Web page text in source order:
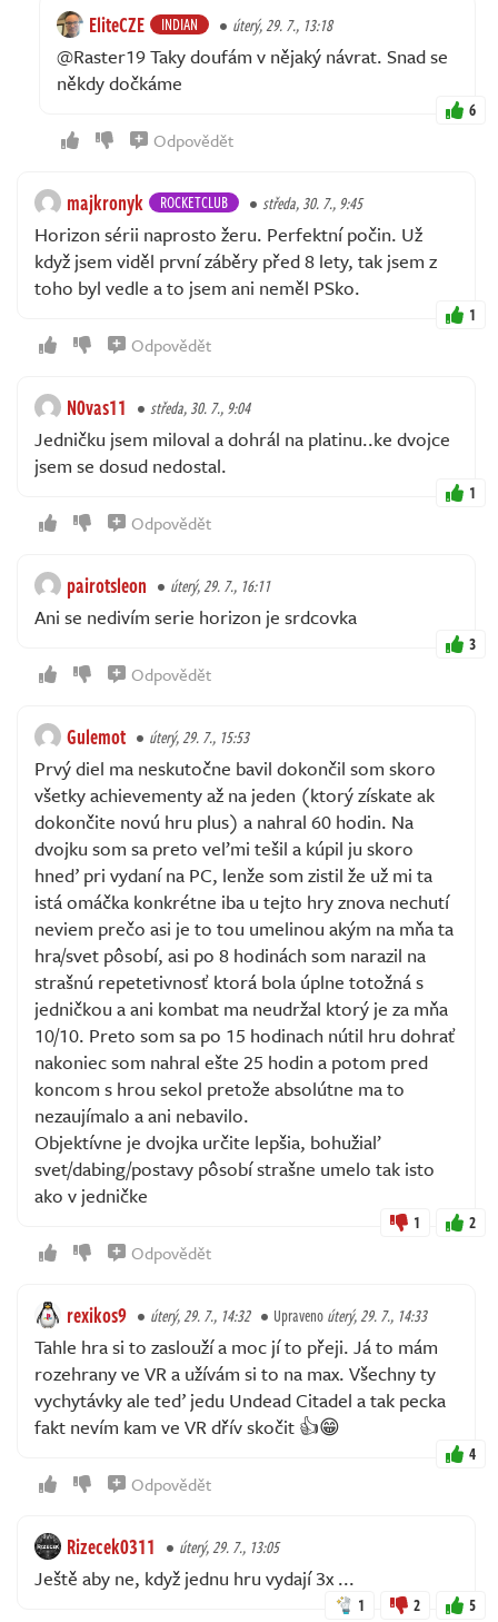
EliteCZE INDIAN úterý, 29. 7., 13:18
@Raster19 Taky doufám v nějaký návrat. Snad se
někdy dočkáme
6
Odpovědět
majkronyk ROCKETCLUB středa, 30. 7., 9:45
Horizon sérii naprosto žeru. Perfektní počin. Už
když jsem viděl první záběry před 8 lety, tak jsem z
toho byl vedle a to jsem ani neměl PSko.
1
Odpovědět
N0vas11 středa, 30. 7., 9:04
Jedničku jsem miloval a dohrál na platinu..ke dvojce
jsem se dosud nedostal.
1
Odpovědět
pairotsleon úterý, 29. 7., 16:11
Ani se nedivím serie horizon je srdcovka
3
Odpovědět
Gulemot úterý, 29. 7., 15:53
Prvý diel ma neskutočne bavil dokončil som skoro
všetky achievementy až na jeden (ktorý získate ak
dokončite novú hru plus) a nahral 60 hodin. Na
dvojku som sa preto veľmi tešil a kúpil ju skoro
hneď pri vydaní na PC, lenže som zistil že už mi ta
istá omáčka konkrétne iba u tejto hry znova nechutí
neviem prečo asi je to tou umelinou akým na mňa ta
hra/svet pôsobí, asi po 8 hodinách som narazil na
strašnú repetetivnosť ktorá bola úplne totožná s
jedničkou a ani kombat ma neudržal ktorý je za mňa
10/10. Preto som sa po 15 hodinach nútil hru dohrať
nakoniec som nahral ešte 25 hodin a potom pred
koncom s hrou sekol pretože absolútne ma to
nezaujímalo a ani nebavilo.
Objektívne je dvojka určite lepšia, bohužiaľ
svet/dabing/postavy pôsobí strašne umelo tak isto
ako v jedničke
1 2
Odpovědět
rexikos9 úterý, 29. 7., 14:32 Upravenoúterý, 29. 7., 14:33
Tahle hra si to zaslouží a moc jí to přeji. Já to mám
rozehrany ve VR a užívám si to na max. Všechny ty
vychytávky ale teď jedu Undead Citadel a tak pecka
fakt nevím kam ve VR dřív skočit 👍😁
4
Odpovědět
Rizecek0311 úterý, 29. 7., 13:05
Ještě aby ne, když jednu hru vydají 3x ...
1 2 5